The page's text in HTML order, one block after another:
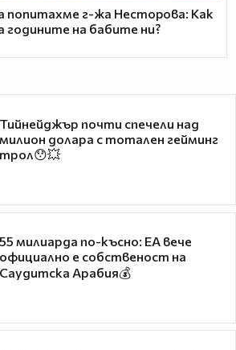
г-жа Несторова: Как
годините на бабите ни?
Тийнейджър почти спечели над
милион долара с тотален гейминг
трол😯💥
55 милиарда по-късно: EA вече
официално е собственост на
Саудитска Арабия💰